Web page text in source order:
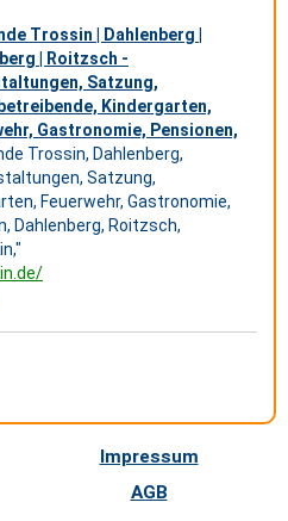
Trossin | Dahlenberg |
| Roitzsch -
Satzung,
Kindergarten,
Gastronomie, Pensionen,
Trossin, Dahlenberg,
Satzung,
Feuerwehr, Gastronomie,
Dahlenberg, Roitzsch,
Impressum
AGB